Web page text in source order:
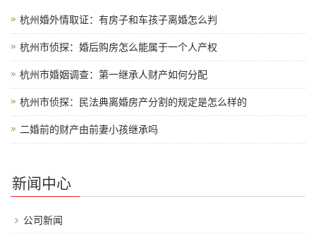
杭州婚外情取证：有房子和车孩子离婚怎么判
杭州市侦探：婚后购房怎么能属于一个人产权
杭州市婚姻调查：第一继承人财产如何分配
杭州市侦探：民法典离婚房产分割的规定是怎么样的
二婚前的财产由前妻小孩继承吗
新闻中心
公司新闻